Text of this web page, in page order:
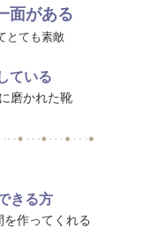
面がある
とても素敵
ている
磨かれた靴
きる方
作ってくれる